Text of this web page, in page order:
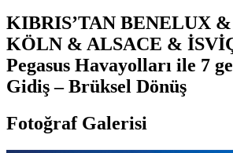
KIBRIS’TAN BENELUX
KÖLN & ALSACE &
Pegasus Havayolları ile 7
Gidiş – Brüksel Dönüş
Fotoğraf Galerisi